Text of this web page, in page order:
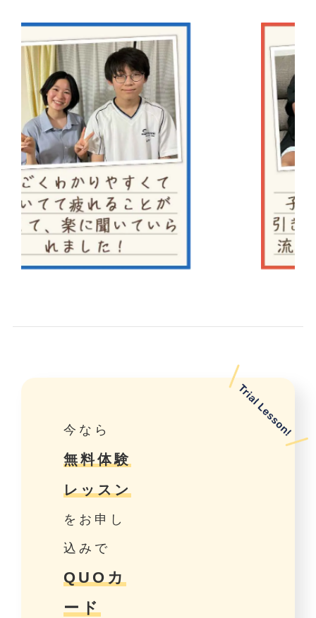
今なら
無料体験
レッスン
をお申し
込みで
QUOカ
ード